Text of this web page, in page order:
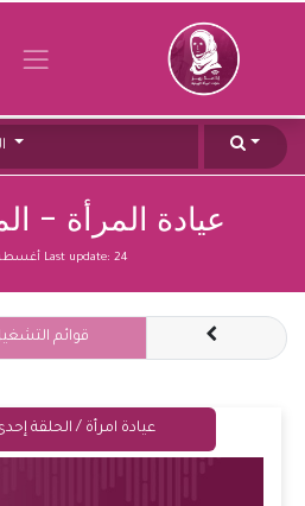
عيادة المرأة -
Last update: 24 أغسطس, 2022
قوائم
عيادة امرأة / الحلقة